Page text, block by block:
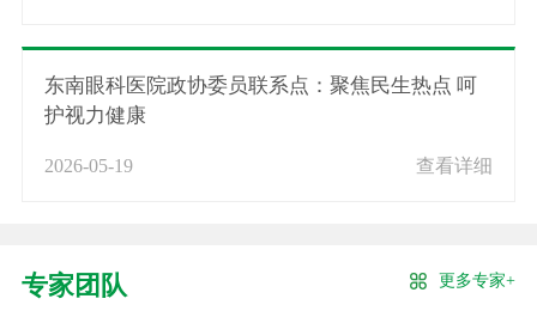
东南眼科医院政协委员联系点：聚焦民生热点 呵
护视力健康
2026-05-19 查看详细
专家团队 更多专家+